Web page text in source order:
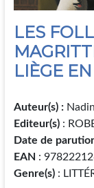
LES
LIÈGE
Auteur(s) :
Editeur(s) :
Date de
EAN :
Genre(s):